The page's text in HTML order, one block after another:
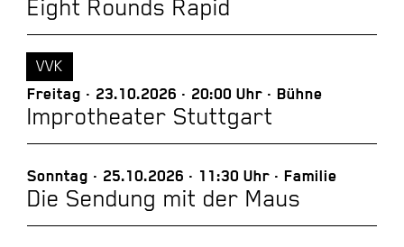
Eight Rounds Rapid
Freitag 23.10.2026 20:00 Uhr Bühne
Improtheater Stuttgart
VVK
Sonntag 25.10.2026 11:30 Uhr Familie
Die Sendung mit der Maus